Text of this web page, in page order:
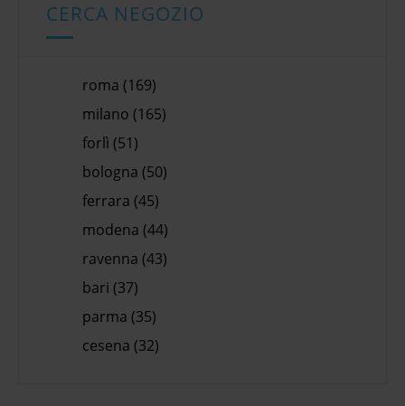
CERCA NEGOZIO
roma (169)
milano (165)
forlì (51)
bologna (50)
ferrara (45)
modena (44)
ravenna (43)
bari (37)
parma (35)
cesena (32)